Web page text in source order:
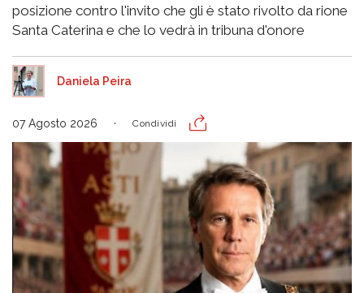
posizione contro l'invito che gli è stato rivolto da rione
Santa Caterina e che lo vedrà in tribuna d'onore
Daniela Peira
07 Agosto 2026 Condividi